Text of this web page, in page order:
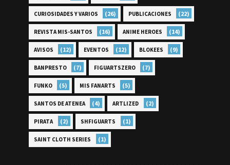
CURIOSIDADES Y VARIOS (26) PUBLICACIONES (22)
REVISTA MIS-SANTOS (16) ANIME HEROES (14)
AVISOS (12) EVENTOS (12) BLOKEES (9)
BANPRESTO (7) FIGUARTSZERO (7)
FUNKO (5) MIS FANARTS (5)
SANTOS DE ATENEA (4) ARTLIZED (2)
PIRATA (2) SHFIGUARTS (1)
SAINT CLOTH SERIES (1)